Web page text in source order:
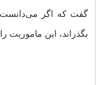
گفت که اگر
بگذراند، این